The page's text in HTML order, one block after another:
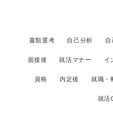
書類選考 自己分析 自
面接後 就活マナー イ
資格 内定後 就職・
就活